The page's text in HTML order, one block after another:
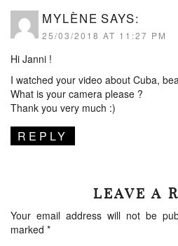
MYLÈNE SAYS:
25/03/2018 AT 11:27 PM
Hi Janni !
I watched your video about Cuba,
What is your camera please ?
Thank you very much :)
REPLY
LEAVE A
Your email address will not be
marked *